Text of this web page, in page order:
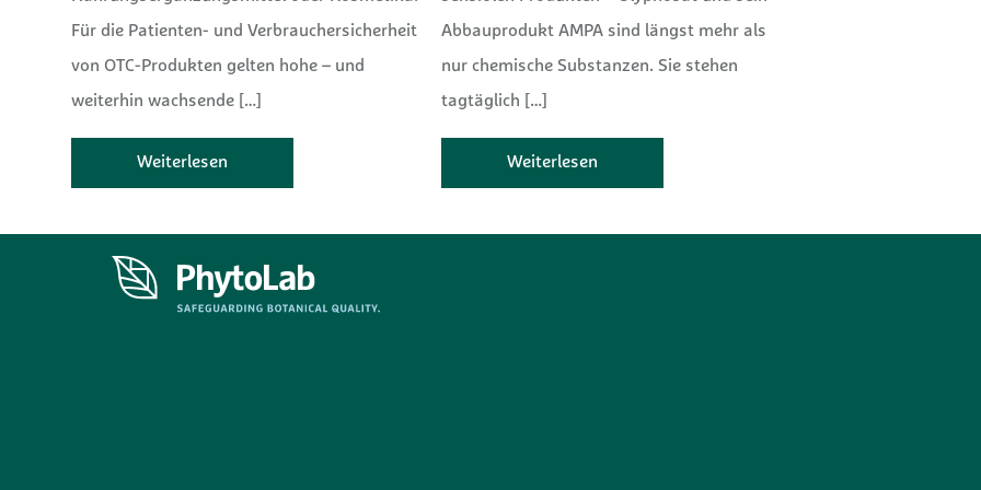
Für die Patienten- und Verbrauchersicherheit
von OTC-Produkten gelten hohe – und
weiterhin wachsende[…]
Weiterlesen
Abbauprodukt AMPA sind längst mehr als
nur chemische Substanzen. Sie stehen
tagtäglich […]
Weiterlesen